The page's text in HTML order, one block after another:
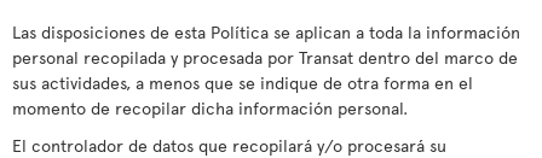
Las disposiciones de esta Política se aplican a toda la información
personal recopilada y procesada por Transat dentro del marco de
sus actividades, a menos que se indique de otra forma en el
momento de recopilar dicha información personal.
El controlador de datos que recopilará y/o procesará su